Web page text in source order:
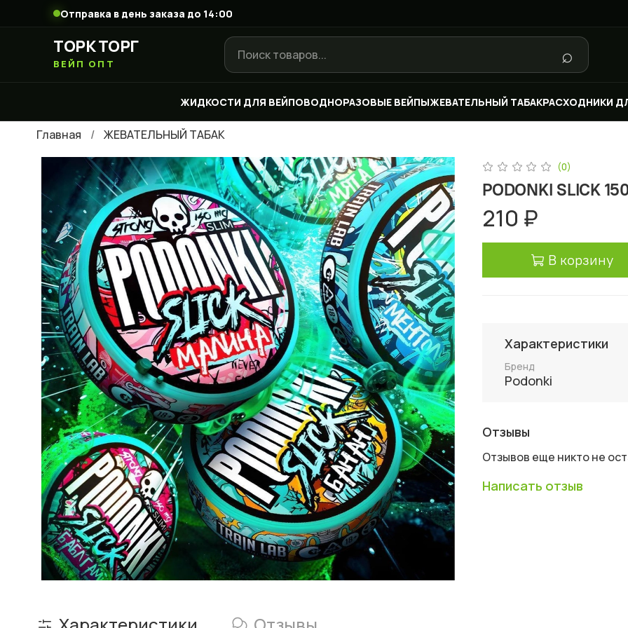
Отправка в день заказа до 14:00
ТОРК ТОРГ
ВЕЙП ОПТ ⌕
ЖИДКОСТИ ДЛЯ ВЕЙПОВОДНОРАЗОВЫЕ ВЕЙПЫЖЕВАТЕЛЬНЫЙ ТАБАКРАСХОДНИКИ
Главная ЖЕВАТЕЛЬНЫЙ ТАБАК
(0)
PODONKI SLICK
210 ₽
В корзину
Характеристики
Бренд
Podonki
Отзывы
Отзывов еще никто не
Написать отзыв